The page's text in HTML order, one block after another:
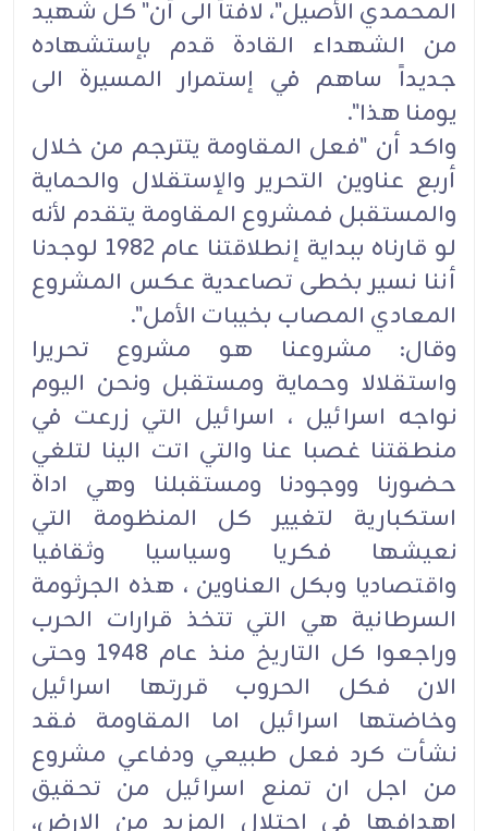
المحمدي الأصيل"، لافتاً الى أن" كل شهيد
من الشهداء القادة قدم بإستشهاده
جديداً ساهم في إستمرار المسيرة الى
يومنا هذا".
واكد أن "فعل المقاومة يتترجم من خلال
أربع عناوين التحرير والإستقلال والحماية
والمستقبل فمشروع المقاومة يتقدم لأنه
لو قارناه ببداية إنطلاقتنا عام 1982 لوجدنا
أننا نسير بخطى تصاعدية عكس المشروع
المعادي المصاب بخيبات الأمل".
وقال: مشروعنا هو مشروع تحريرا
واستقلالا وحماية ومستقبل ونحن اليوم
نواجه اسرائيل ، اسرائيل التي زرعت في
منطقتنا غصبا عنا والتي اتت الينا لتلغي
حضورنا ووجودنا ومستقبلنا وهي اداة
استكبارية لتغيير كل المنظومة التي
نعيشها فكريا وسياسيا وثقافيا
واقتصاديا وبكل العناوين ، هذه الجرثومة
السرطانية هي التي تتخذ قرارات الحرب
وراجعوا كل التاريخ منذ عام 1948 وحتى
الان فكل الحروب قررتها اسرائيل
وخاضتها اسرائيل اما المقاومة فقد
نشأت كرد فعل طبيعي ودفاعي مشروع
من اجل ان تمنع اسرائيل من تحقيق
اهدافها في احتلال المزيد من الارض،